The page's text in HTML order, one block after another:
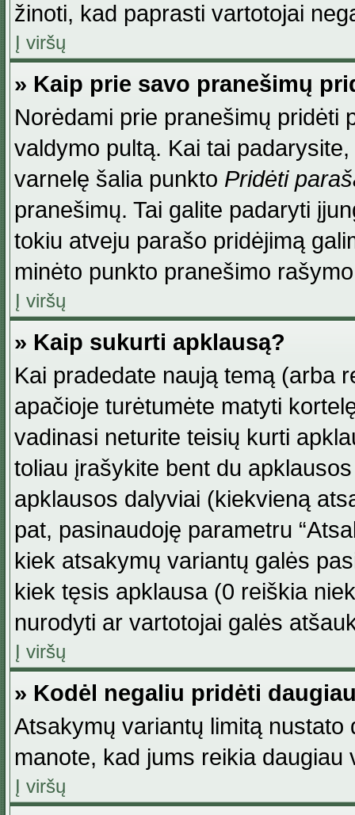
žinoti, kad paprasti vartotojai
Į viršų
» Kaip prie savo pranešimų
Norėdami prie pranešimų pridėti
valdymo pultą. Kai tai
varnelę šalia punkto Pridėti
pranešimų. Tai galite padaryti
tokiu atveju parašo pridėjimą
minėto punkto pranešimo
Į viršų
» Kaip sukurti apklausą?
Kai pradedate naują temą (arba
apačioje turėtumėte matyti
vadinasi neturite teisių kurti
toliau įrašykite bent du
apklausos dalyviai (kiekvieną
pat, pasinaudoję parametru
kiek atsakymų variantų galės
kiek tęsis apklausa (0 reiškia
nurodyti ar vartotojai galės
Į viršų
» Kodėl negaliu pridėti
Atsakymų variantų limitą
manote, kad jums reikia daugiau
Į viršų